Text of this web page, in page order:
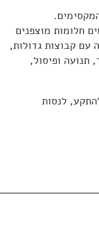
חלומות מוצפנים
עם קבוצות גדולות,
תנועה ופיסול,
לנסות